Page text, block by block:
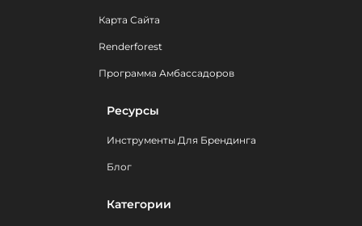
Карта Сайта
Renderforest
Программа Амбассадоров
Ресурсы
Инструменты Для Брендинга
Блог
Категории